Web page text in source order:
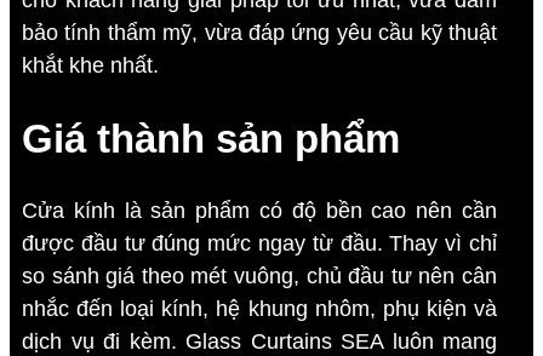
bảo tính thẩm mỹ, vừa đáp ứng yêu cầu kỹ thuật
khắt khe nhất.
Giá thành sản phẩm
Cửa kính là sản phẩm có độ bền cao nên cần
được đầu tư đúng mức ngay từ đầu. Thay vì chỉ
so sánh giá theo mét vuông, chủ đầu tư nên cân
nhắc đến loại kính, hệ khung nhôm, phụ kiện và
dịch vụ đi kèm. Glass Curtains SEA luôn mang